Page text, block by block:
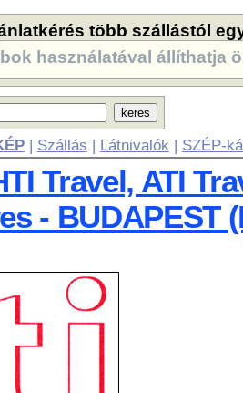
több szállástól
használatával állíthatja
| Szállás | Látnivalók | SZÉP-
Travel, ATI
- BUDAPEST